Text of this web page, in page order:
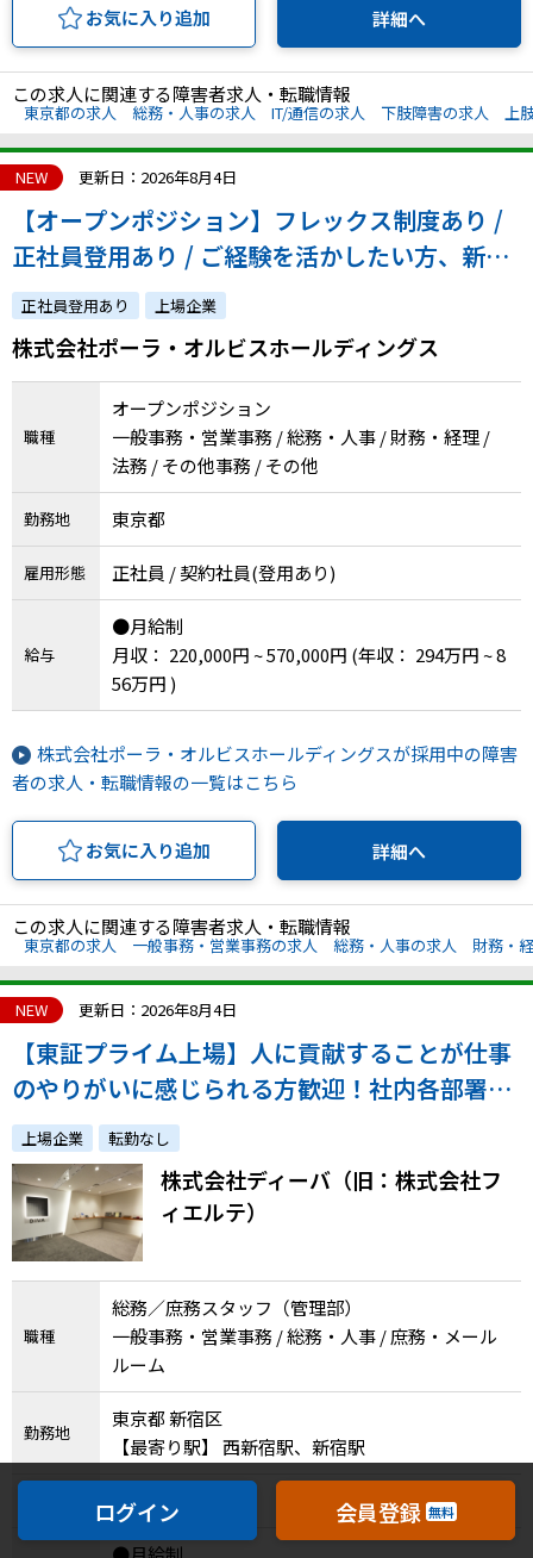
お気に入り追加 詳細へ
この求人に関連する障害者求人・転職情報
東京都の求人 総務・人事の求人 IT/通信の求人 下肢障害の求人 上
NEW 更新日：2026年8月4日
【オープンポジション】フレックス制度あり /
正社員登用あり / ご経験を活かしたい方、新し
く挑戦したい方、まずはお話を聞かせてくださ
い！
正社員登用あり 上場企業
株式会社ポーラ・オルビスホールディングス
職種
オープンポジション
一般事務・営業事務 / 総務・人事 / 財務・経理 /
法務 / その他事務 / その他
勤務地 東京都
雇用形態 正社員 / 契約社員(登用あり)
給与
●月給制
月収： 220,000円 ~ 570,000円 (年収： 294万円 ~ 8
56万円 )
株式会社ポーラ・オルビスホールディングスが採用中の障害
者の求人・転職情報の一覧はこちら
お気に入り追加 詳細へ
この求人に関連する障害者求人・転職情報
東京都の求人 一般事務・営業事務の求人 総務・人事の求人 財務・
NEW 更新日：2026年8月4日
【東証プライム上場】人に貢献することが仕事
のやりがいに感じられる方歓迎！社内各部署の
日々の業務を広く支えるポジションとしてご活
躍いただきます！
上場企業 転勤なし
株式会社ディーバ（旧：株式会社フ
ィエルテ）
職種
総務／庶務スタッフ（管理部）
一般事務・営業事務 / 総務・人事 / 庶務・メール
ルーム
勤務地
東京都 新宿区
【最寄り駅】 西新宿駅、新宿駅
正社員
ログイン 会員登録 無料